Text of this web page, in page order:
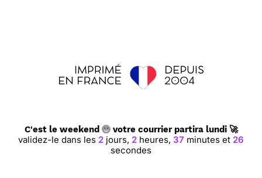
C'est le weekend votre courrier partira lundi 🚀
validez-le dans les 2 jours, 2 heures,37 minutes et 25
secondes